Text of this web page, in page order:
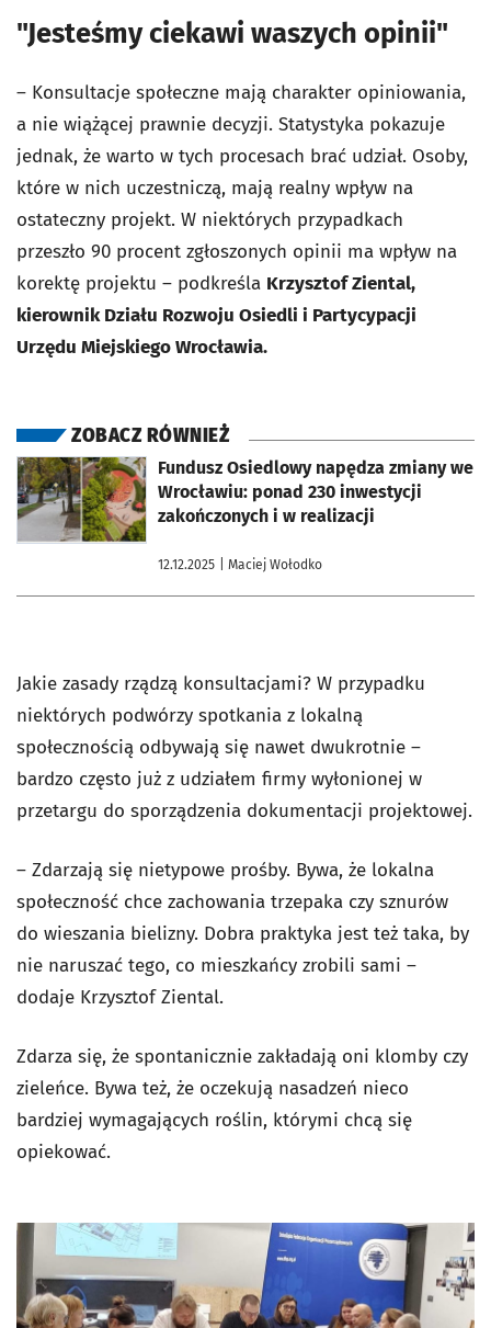
"Jesteśmy ciekawi waszych opinii"
– Konsultacje społeczne mają charakter opiniowania,
a nie wiążącej prawnie decyzji. Statystyka pokazuje
jednak, że warto w tych procesach brać udział. Osoby,
które w nich uczestniczą, mają realny wpływ na
ostateczny projekt. W niektórych przypadkach
przeszło 90 procent zgłoszonych opinii ma wpływ na
korektę projektu – podkreśla Krzysztof Ziental,
kierownik Działu Rozwoju Osiedli i Partycypacji
Urzędu Miejskiego Wrocławia.
ZOBACZ RÓWNIEŻ
Fundusz Osiedlowy napędza zmiany we
Wrocławiu: ponad 230 inwestycji
zakończonych i w realizacji
12.12.2025 | Maciej Wołodko
otworzy się w nowej karcie
Jakie zasady rządzą konsultacjami? W przypadku
niektórych podwórzy spotkania z lokalną
społecznością odbywają się nawet dwukrotnie –
bardzo często już z udziałem firmy wyłonionej w
przetargu do sporządzenia dokumentacji projektowej.
– Zdarzają się nietypowe prośby. Bywa, że lokalna
społeczność chce zachowania trzepaka czy sznurów
do wieszania bielizny. Dobra praktyka jest też taka, by
nie naruszać tego, co mieszkańcy zrobili sami –
dodaje Krzysztof Ziental.
Zdarza się, że spontanicznie zakładają oni klomby czy
zieleńce. Bywa też, że oczekują nasadzeń nieco
bardziej wymagających roślin, którymi chcą się
opiekować.